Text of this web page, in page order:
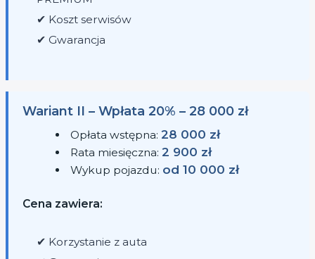
✔ Koszt serwisów
✔ Gwarancja
Wariant II – Wpłata 20% – 28 000 zł
Opłata wstępna:28 000 zł
Rata miesięczna:2 900 zł
Wykup pojazdu: od 10 000 zł
Cena zawiera:
✔ Korzystanie z auta